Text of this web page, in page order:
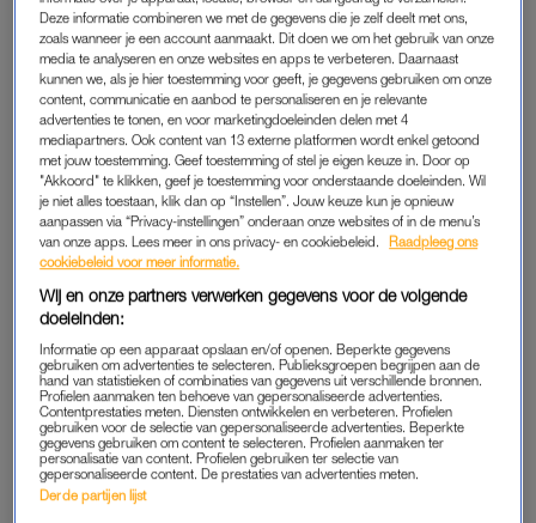
vragen.
DE DAAD TIJDENS DE ZWANGERSCHAP
“De drempel om het overseks in de zwangerschap
hebben, is hoog”, vertelt dr. Akkermans. “Zowel voor de
zwangere en de partner als de zorgverlener. Mensen vinden
het lastig om het onderwerp ter sprake te brengen, terwijl het
belangrijk is om het hierover te hebben.”
Hij stelt ons meteen gerust. “Voor de meeste vrouwen is seks
de gehele zwangerschap gewoon veilig.” Maar de grote vraag
is: voor wie dan niet? “Op het moment dat je tijdens een
zwangerschap vaginaal bloedverlies hebt, is het niet
verstandig om seks te hebben. Als er aanwijzingen zijn of
bewezen is datde vliezen gebrokenzijn, kun je beter geen
seks hebben, vanwege het infectierisico. Ook als er sprake is
van vroegtijdige ontsluiting of een dreigende vroeggeboorte is
Deze informatie combineren we met de gegevens die je zelf deelt met ons,
zoals wanneer je een account aanmaakt. Dit doen we om het gebruik van onze
media te analyseren en onze websites en apps te verbeteren. Daarnaast
kunnen we, als je hier toestemming voor geeft, je gegevens gebruiken om onze
content, communicatie en aanbod te personaliseren en je relevante
advertenties te tonen, en voor marketingdoeleinden delen met 4
mediapartners. Ook content van 13 externe platformen wordt enkel getoond
met jouw toestemming. Geef toestemming of stel je eigen keuze in. Door op
"Akkoord" te klikken, geef je toestemming voor onderstaande doeleinden. Wil
je niet alles toestaan, klik dan op “Instellen”. Jouw keuze kun je opnieuw
aanpassen via “Privacy-instellingen” onderaan onze websites of in de menu’s
van onze apps. Lees meer in ons privacy- en cookiebeleid.
Raadpleeg ons
cookiebeleid voor meer informatie.
Wij en onze partners verwerken gegevens voor de volgende
doeleinden:
Informatie op een apparaat opslaan en/of openen. Beperkte gegevens
gebruiken om advertenties te selecteren. Publieksgroepen begrijpen aan de
hand van statistieken of combinaties van gegevens uit verschillende bronnen.
Profielen aanmaken ten behoeve van gepersonaliseerde advertenties.
Contentprestaties meten. Diensten ontwikkelen en verbeteren. Profielen
gebruiken voor de selectie van gepersonaliseerde advertenties. Beperkte
gegevens gebruiken om content te selecteren. Profielen aanmaken ter
personalisatie van content. Profielen gebruiken ter selectie van
gepersonaliseerde content. De prestaties van advertenties meten.
Derde partijen lijst